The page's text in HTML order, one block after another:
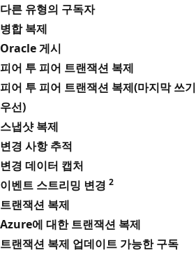
다른 유형의 구독자
병합 복제
Oracle 게시
피어 투 피어 트랜잭션 복제
피어 투 피어 트랜잭션 복제(마지막 쓰기
우선)
스냅샷 복제
변경 사항 추적
변경 데이터 캡처
이벤트 스트리밍 변경 2
트랜잭션 복제
Azure에 대한 트랜잭션 복제
트랜잭션 복제 업데이트 가능한 구독